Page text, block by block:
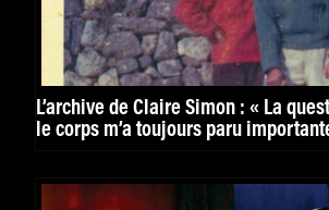
L’archive de Claire Simon : « La
le corps m’a toujours paru